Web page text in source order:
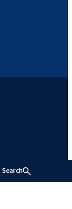
Search